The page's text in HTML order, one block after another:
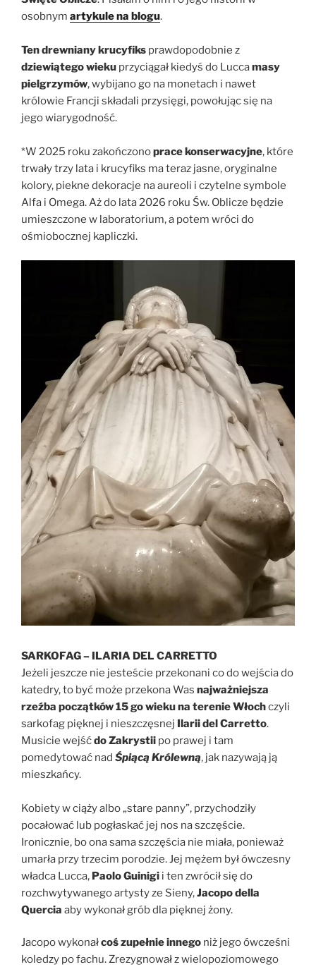
osobnym artykule na blogu.
Ten drewniany krucyfiks prawdopodobnie z
dziewiątego wieku przyciągał kiedyś do Luccamasy
pielgrzymów, wybijano go na monetach i nawet
królowie Francji składali przysięgi, powołując się na
jego wiarygodność.
*W 2025 roku zakończonoprace konserwacyjne, które
trwały trzy lata i krucyfiks ma teraz jasne, oryginalne
kolory, piekne dekoracje na aureoli i czytelne symbole
Alfa i Omega. Aż do lata 2026 roku Św. Oblicze będzie
umieszczone w laboratorium, a potem wróci do
ośmiobocznej kapliczki.
SARKOFAG – ILARIA DEL CARRETTO
Jeżeli jeszcze nie jesteście przekonani co do wejścia do
katedry, to być może przekona Was najważniejsza
rzeźba początków 15 go wieku na terenie Włochczyli
sarkofag pięknej i nieszczęsnej Ilarii del Carretto.
Musicie wejśćdo Zakrystii po prawej i tam
pomedytować nad Śpiącą Królewną, jak nazywają ją
mieszkańcy.
Kobiety w ciąży albo „stare panny”, przychodziły
pocałować lub pogłaskać jej nos na szczęście.
Ironicznie, bo ona sama szczęścia nie miała, ponieważ
umarła przy trzecim porodzie. Jej mężem był ówczesny
władca Lucca, Paolo Guinigi i ten zwrócił się do
rozchwytywanego artysty ze Sieny,Jacopo della
Quercia aby wykonał grób dla pięknej żony.
Jacopo wykonałcoś zupełnie innego niż jego ówcześni
koledzy po fachu. Zrezygnował z wielopoziomowego